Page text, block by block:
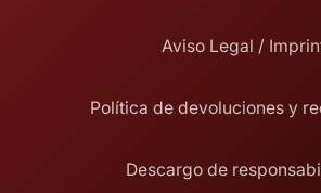
Aviso Legal /
Política de devoluciones y
Descargo de